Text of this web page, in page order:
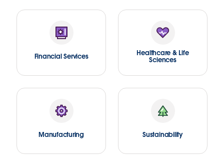
Financial Services
Healthcare & Life
Sciences
Manufacturing Sustainability